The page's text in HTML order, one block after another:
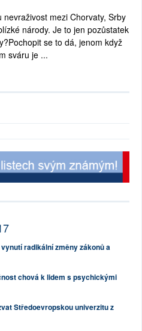
mezi Chorvaty, Srby
národy. Je to jen pozůstatek
se to dá, jenom když
sváru je ...
radikální změny zákonů a
chová k lidem s psychickými
Středoevropskou univerzitu z